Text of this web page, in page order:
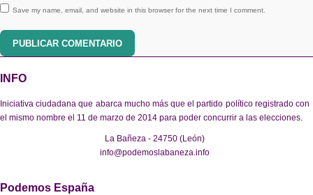
Save my name, email, and website in this browser for the next time I comment.
PUBLICAR COMENTARIO
INFO
Iniciativa ciudadana que abarca mucho más que el partido político registrado con
el mismo nombre el 11 de marzo de 2014 para poder concurrir a las elecciones.
La Bañeza - 24750 (León)
info@podemoslabaneza.info
Podemos España